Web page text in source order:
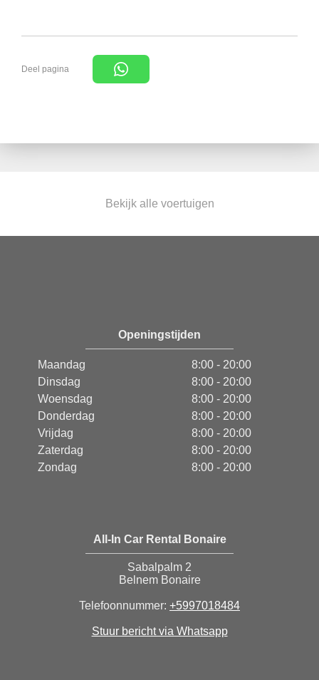
Deel pagina
Bekijk alle voertuigen
Openingstijden
Maandag
8:00 - 20:00
Dinsdag
8:00 - 20:00
Woensdag
8:00 - 20:00
Donderdag
8:00 - 20:00
Vrijdag
8:00 - 20:00
Zaterdag
8:00 - 20:00
Zondag
8:00 - 20:00
All-In Car Rental Bonaire
Sabalpalm 2
Belnem Bonaire
Telefoonnummer: +5997018484
Stuur bericht via Whatsapp